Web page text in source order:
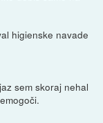
higienske navade
sem skoraj nehal